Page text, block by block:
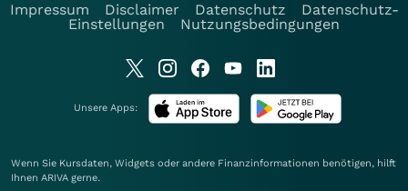
Impressum
Disclaimer Datenschutz
Datenschutz-
Einstellungen
Nutzungsbedingungen
Unsere Apps:
Wenn Sie Kursdaten, Widgets oder andere Finanzinformationen benötigen, hilft
Ihnen ARIVA gerne.